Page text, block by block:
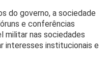
do governo, a sociedade
e conferências
militar nas sociedades
interesses institucionais e